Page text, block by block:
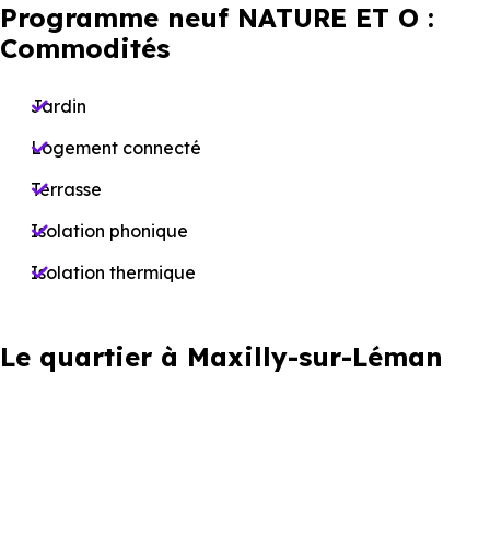
Programme neuf NATURE ET O :
Commodités
Jardin
Logement connecté
Terrasse
Isolation phonique
Isolation thermique
Le quartier à Maxilly-sur-Léman